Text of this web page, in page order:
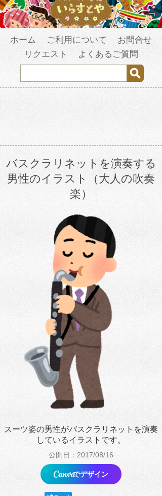
ホーム ご利用について
お問合せ
リクエスト
よくあるご質問
バスクラリネットを演奏する
男性のイラスト（大人の吹奏
楽）
スーツ姿の男性がバスクラリネットを演奏
しているイラストです。
公開日：2017/08/16
でデザイン